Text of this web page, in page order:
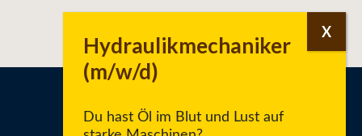
Du hast Öl im Blut und Lust auf